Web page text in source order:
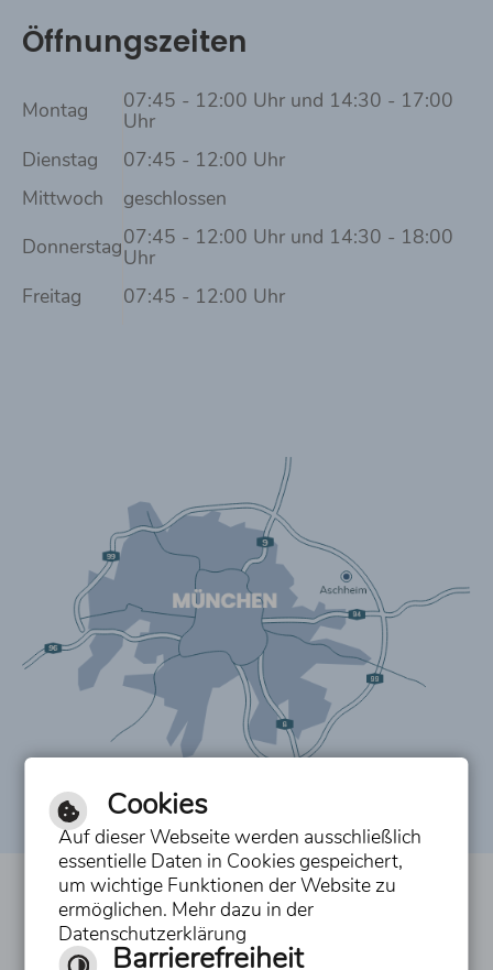
Öffnungszeiten
Montag 07:45 - 12:00 Uhr und 14:30 - 17:00
Uhr
Dienstag
07:45 - 12:00 Uhr
Mittwoch
geschlossen
Donnerstag07:45 - 12:00 Uhr und 14:30 - 18:00
Uhr
Freitag
07:45 - 12:00 Uhr
Inhalt
Impressum
Cookies
Auf dieser Webseite werden ausschließlich
essentielle Daten in Cookies gespeichert,
um wichtige Funktionen der Website zu
ermöglichen. Mehr dazu in der
Datenschutzerklärung
Barrierefreiheit